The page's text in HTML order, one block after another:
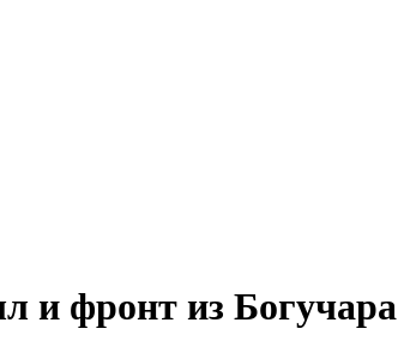
и фронт из Богучара